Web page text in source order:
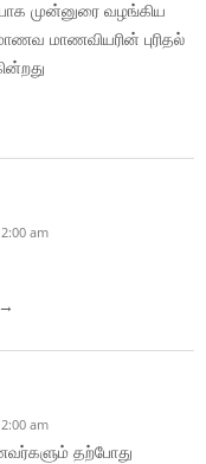
முன்னுரை வழங்கிய
மாணவியரின் புரிதல்
am
am
தற்போது